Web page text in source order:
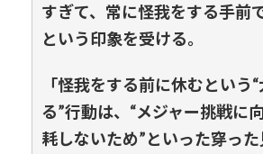
すぎて、常に怪我をする手前
という印象を受ける。
「怪我をする前に休むという
る”行動は、“メジャー挑戦に
耗しないため”といった穿っ